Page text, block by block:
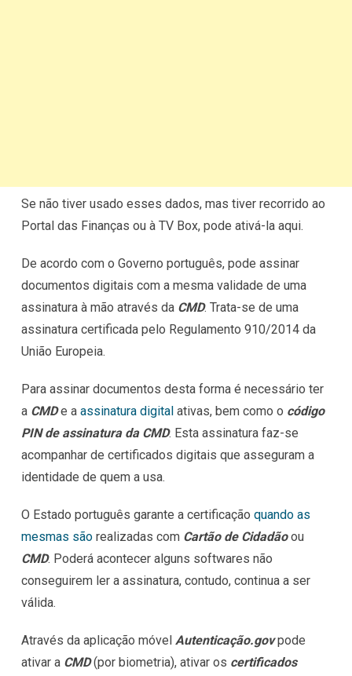
Se não tiver usado esses dados, mas tiver recorrido ao
Portal das Finanças ou à TV Box, pode ativá-la aqui.
De acordo com o Governo português, pode assinar
documentos digitais com a mesma validade de uma
assinatura à mão através da CMD. Trata-se de uma
assinatura certificada pelo Regulamento 910/2014 da
União Europeia.
Para assinar documentos desta forma é necessário ter
a CMDe a assinatura digital ativas, bem como o código
PIN de assinatura da CMD. Esta assinatura faz-se
acompanhar de certificados digitais que asseguram a
identidade de quem a usa.
O Estado português garante a certificação quando as
mesmas são realizadas com Cartão de Cidadãoou
CMD. Poderá acontecer alguns softwares não
conseguirem ler a assinatura, contudo, continua a ser
válida.
Através da aplicação móvel Autenticação.govpode
ativar a CMD(por biometria), ativar os certificados